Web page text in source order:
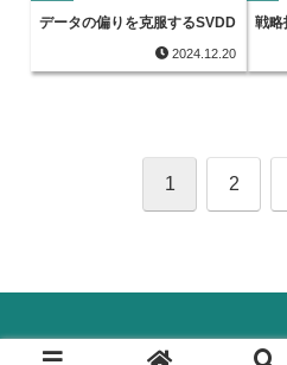
データの偏りを克服するSVDD
2024.12.20
戦略
1 2